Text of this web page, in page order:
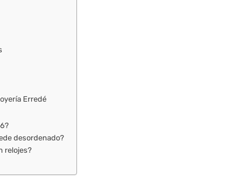
Erredé
desordenado?
relojes?